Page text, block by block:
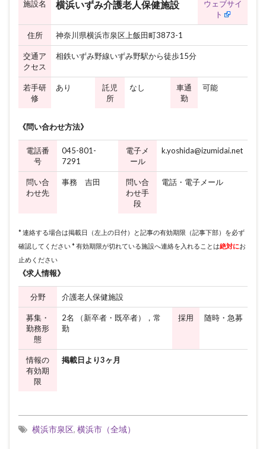
施設名 横浜いずみ介護老人保健施設
ウェブサイ
ト
住所 神奈川県横浜市泉区上飯田町3873-1
交通ア
クセス
相鉄いずみ野線いずみ野駅から徒歩15分
若手研
修
あり
託児
所
なし
車通
勤
可能
《問い合わせ方法》
電話番
号
045-801-
7291
電子メ
ール
k.yoshida@izumidai.net
問い合
わせ先
事務 吉田
問い合
わせ手
段
電話・電子メール
* 連絡する場合は掲載日（左上の日付）と記事の有効期限（記事下部）を必ず
確認してください * 有効期限が切れている施設へ連絡を入れることは絶対にお
止めください
《求人情報》
分野 介護老人保健施設
募集・
勤務形
態
2名 （新卒者・既卒者），常
勤
採用 随時・急募
情報の
有効期
限
掲載日より3ヶ月
横浜市泉区, 横浜市（全域）